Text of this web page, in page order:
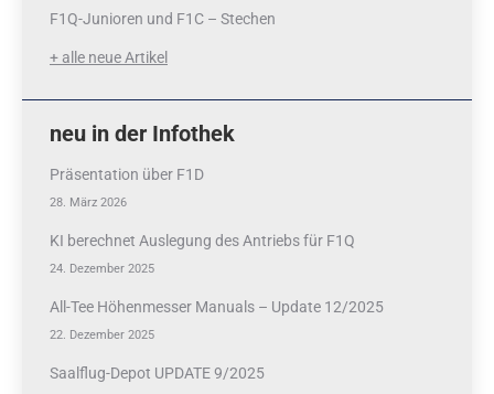
F1Q-Junioren und F1C – Stechen
+ alle neue Artikel
neu in der Infothek
Präsentation über F1D
28. März 2026
KI berechnet Auslegung des Antriebs für F1Q
24. Dezember 2025
All-Tee Höhenmesser Manuals – Update 12/2025
22. Dezember 2025
Saalflug-Depot UPDATE 9/2025